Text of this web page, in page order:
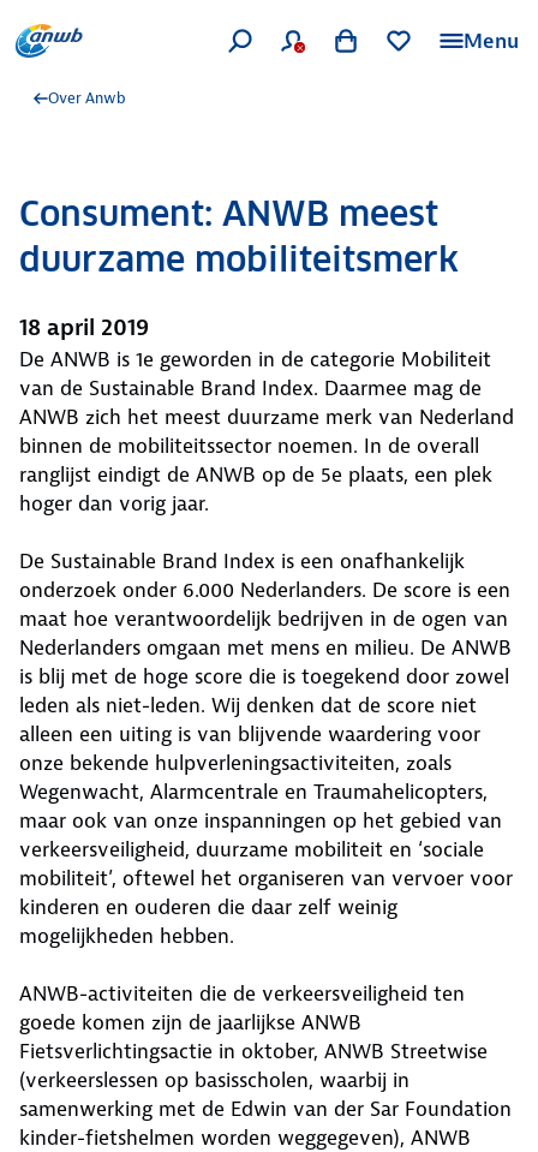
Menu
Over Anwb
Consument: ANWB meest
duurzame mobiliteitsmerk
18 april 2019
De ANWB is 1e geworden in de categorie Mobiliteit
van de Sustainable Brand Index. Daarmee mag de
ANWB zich het meest duurzame merk van Nederland
binnen de mobiliteitssector noemen. In de overall
ranglijst eindigt de ANWB op de 5e plaats, een plek
hoger dan vorig jaar.
De Sustainable Brand Index is een onafhankelijk
onderzoek onder 6.000 Nederlanders. De score is een
maat hoe verantwoordelijk bedrijven in de ogen van
Nederlanders omgaan met mens en milieu. De ANWB
is blij met de hoge score die is toegekend door zowel
leden als niet-leden. Wij denken dat de score niet
alleen een uiting is van blijvende waardering voor
onze bekende hulpverleningsactiviteiten, zoals
Wegenwacht, Alarmcentrale en Traumahelicopters,
maar ook van onze inspanningen op het gebied van
verkeersveiligheid, duurzame mobiliteit en ‘sociale
mobiliteit’, oftewel het organiseren van vervoer voor
kinderen en ouderen die daar zelf weinig
mogelijkheden hebben.
ANWB-activiteiten die de verkeersveiligheid ten
goede komen zijn de jaarlijkse ANWB
Fietsverlichtingsactie in oktober, ANWB Streetwise
(verkeerslessen op basisscholen, waarbij in
samenwerking met de Edwin van der Sar Foundation
kinder-fietshelmen worden weggegeven), ANWB